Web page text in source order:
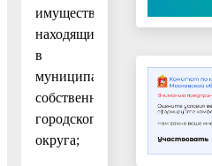
имуществом,
находящимся
в
муниципальной
собственности
городского
округа;